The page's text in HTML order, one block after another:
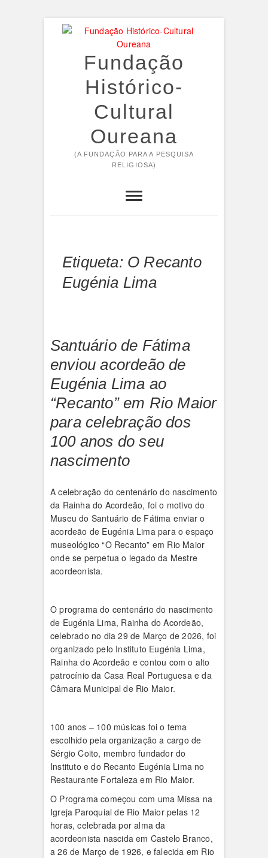
Fundação
Histórico-
Cultural
Oureana
(A FUNDAÇÃO PARA A PESQUISA
RELIGIOSA)
Etiqueta: O Recanto
Eugénia Lima
Santuário de Fátima
enviou acordeão de
Eugénia Lima ao
“Recanto” em Rio Maior
para celebração dos
100 anos do seu
nascimento
A celebração do centenário do nascimento
da Rainha do Acordeão, foi o motivo do
Museu do Santuário de Fátima enviar o
acordeão de Eugénia Lima para o espaço
museológico “O Recanto” em Rio Maior
onde se perpetua o legado da Mestre
acordeonista.
O programa do centenário do nascimento
de Eugénia Lima, Rainha do Acordeão,
celebrado no dia 29 de Março de 2026, foi
organizado pelo Instituto Eugénia Lima,
Rainha do Acordeão e contou com o alto
patrocínio da Casa Real Portuguesa e da
Câmara Municipal de Rio Maior.
100 anos – 100 músicas foi o tema
escolhido pela organização a cargo de
Sérgio Coito, membro fundador do
Instituto e do Recanto Eugénia Lima no
Restaurante Fortaleza em Rio Maior.
O Programa começou com uma Missa na
Igreja Paroquial de Rio Maior pelas 12
horas, celebrada por alma da
acordeonista nascida em Castelo Branco,
a 26 de Março de 1926, e falecida em Rio